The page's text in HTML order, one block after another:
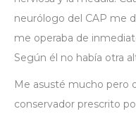
neurólogo del CAP me
me operaba de
Según él no había otra
Me asusté mucho pero
conservador prescrito